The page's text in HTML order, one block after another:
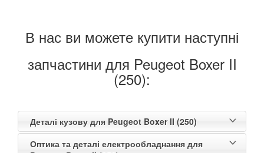
В нас ви можете купити наступні
запчастини для Peugeot Boxer II
(250):
Деталі кузову для Peugeot Boxer II (250)
Оптика та деталі електрообладнання для